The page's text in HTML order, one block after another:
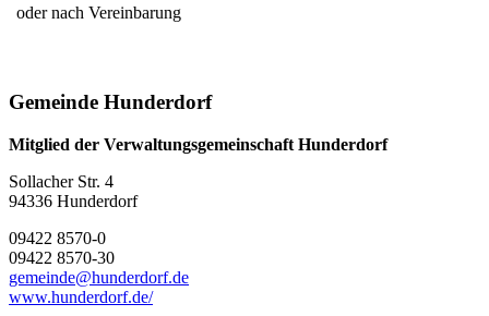
oder nach Vereinbarung
Gemeinde Hunderdorf
Mitglied der Verwaltungsgemeinschaft Hunderdorf
Sollacher Str. 4
94336 Hunderdorf
09422 8570-0
09422 8570-30
gemeinde@hunderdorf.de
www.hunderdorf.de/